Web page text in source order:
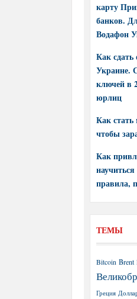
карту
банков.
Водафон
Как сдать
Украине.
ключей в
юрлиц
Как
чтобы
Как
правила,
ТЕМЫ
Bitcoin Brent
Греция